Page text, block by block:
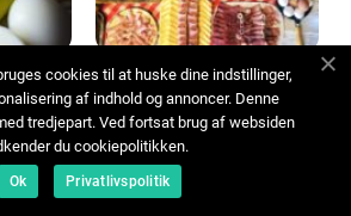
10 januar 2024
Brunch Silkeborg: En Unik
Oplevelse for Mad- og
Drikkeelskere
cookies til at huske dine indstillinger,
af indhold og annoncer. Denne
tredjepart. Ved fortsat brug af websiden
du cookiepolitikken.
Ok Privatlivspolitik